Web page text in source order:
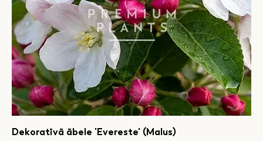
Dekoratīvā ābele 'Evereste' (Malus)